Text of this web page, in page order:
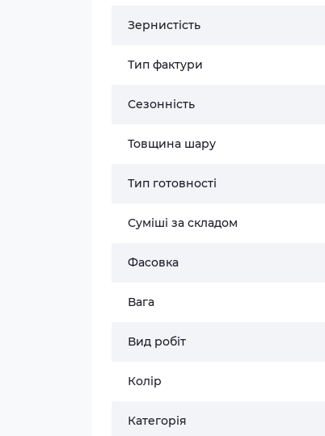
Зернистість
Тип фактури
Сезонність
Товщина шару
Тип готовності
Суміші за складом
Фасовка
Вага
Вид робіт
Колір
Категорія